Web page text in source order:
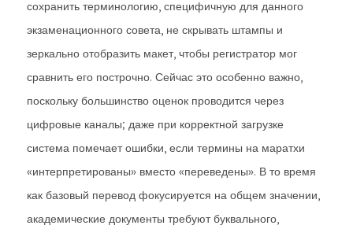
сохранить терминологию, специфичную для данного
экзаменационного совета, не скрывать штампы и
зеркально отобразить макет, чтобы регистратор мог
сравнить его построчно. Сейчас это особенно важно,
поскольку большинство оценок проводится через
цифровые каналы; даже при корректной загрузке
система помечает ошибки, если термины на маратхи
«интерпретированы» вместо «переведены». В то время
как базовый перевод фокусируется на общем значении,
академические документы требуют буквального,